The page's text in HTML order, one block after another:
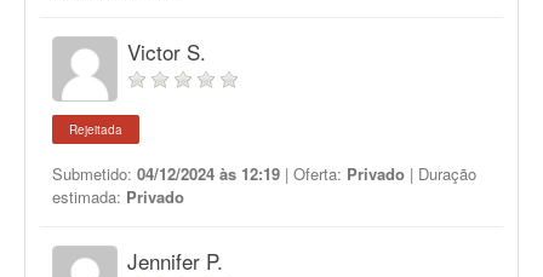
Victor S.
Rejeitada
Submetido: 04/12/2024 às 12:19 | Oferta: Privado | Duração
estimada: Privado
Jennifer P.